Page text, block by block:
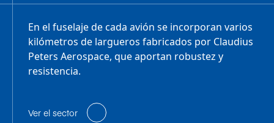
En el fuselaje de cada avión se incorporan varios
kilómetros de largueros fabricados por Claudius
Peters Aerospace, que aportan robustez y
resistencia.
Ver el sector